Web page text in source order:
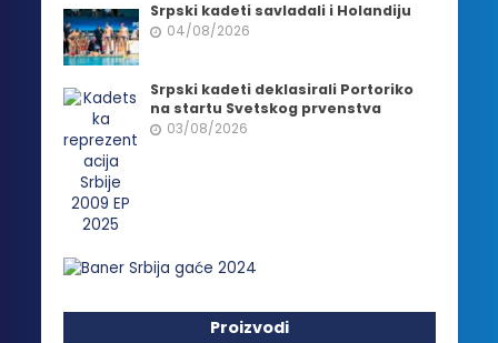
Srpski kadeti savladali i Holandiju
04/08/2026
Srpski kadeti deklasirali Portoriko
na startu Svetskog prvenstva
03/08/2026
Proizvodi